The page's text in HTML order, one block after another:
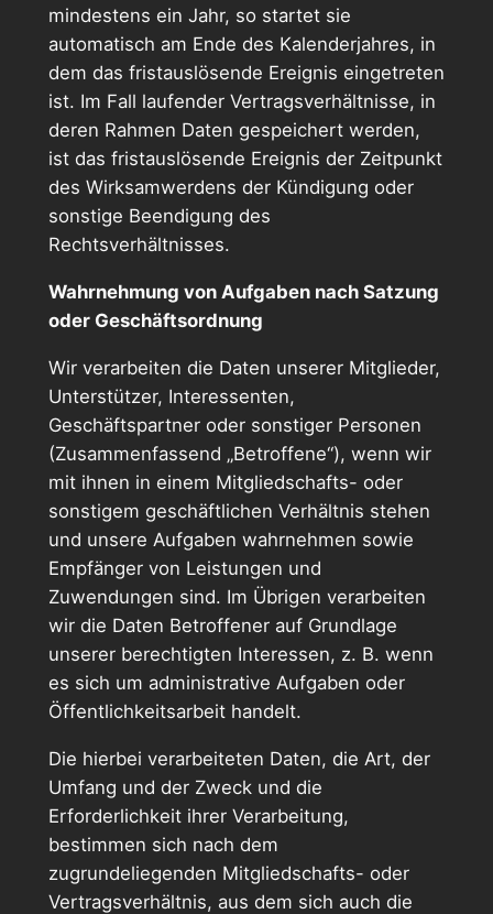
mindestens ein Jahr, so startet sie
automatisch am Ende des Kalenderjahres, in
dem das fristauslösende Ereignis eingetreten
ist. Im Fall laufender Vertragsverhältnisse, in
deren Rahmen Daten gespeichert werden,
ist das fristauslösende Ereignis der Zeitpunkt
des Wirksamwerdens der Kündigung oder
sonstige Beendigung des
Rechtsverhältnisses.
Wahrnehmung von Aufgaben nach Satzung
oder Geschäftsordnung
Wir verarbeiten die Daten unserer Mitglieder,
Unterstützer, Interessenten,
Geschäftspartner oder sonstiger Personen
(Zusammenfassend „Betroffene“), wenn wir
mit ihnen in einem Mitgliedschafts- oder
sonstigem geschäftlichen Verhältnis stehen
und unsere Aufgaben wahrnehmen sowie
Empfänger von Leistungen und
Zuwendungen sind. Im Übrigen verarbeiten
wir die Daten Betroffener auf Grundlage
unserer berechtigten Interessen, z. B. wenn
es sich um administrative Aufgaben oder
Öffentlichkeitsarbeit handelt.
Die hierbei verarbeiteten Daten, die Art, der
Umfang und der Zweck und die
Erforderlichkeit ihrer Verarbeitung,
bestimmen sich nach dem
zugrundeliegenden Mitgliedschafts- oder
Vertragsverhältnis, aus dem sich auch die